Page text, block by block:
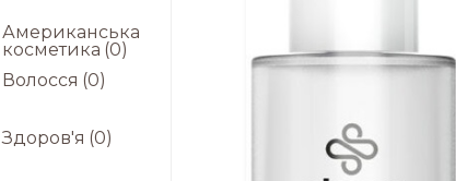
Американська
косметика (0)
Волосся (0)
Здоров'я (0)